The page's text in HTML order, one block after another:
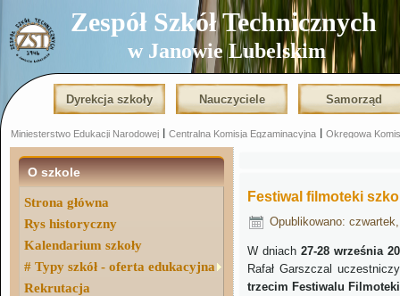
Zespół Szkół Technicznych
w Janowie Lubelskim
Dyrekcja szkoły Nauczyciele Samorząd
Miniesterstwo Edukacji Narodowej |Centralna Komisja Egzaminacyjna |Okręgowa
|
O szkole
Strona główna
Rys historyczny
Kalendarium szkoły
# Typy szkół - oferta edukacyjna
Rekrutacja
Festiwal filmoteki
Opublikowano:
W dniach 27-28 września
Rafał Garszczal
trzecim Festiwalu